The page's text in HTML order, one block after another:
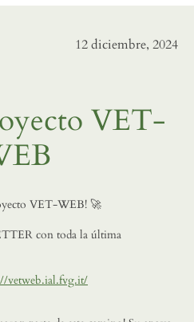
12 diciembre, 2024
VET-
VET-WEB! 🚀
con toda la última
vetweb.ial.fvg.it/